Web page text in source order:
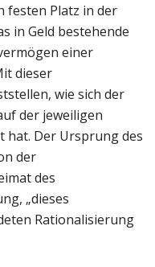
festen Platz in der
in Geld bestehende
einer
dieser
wie sich der
der jeweiligen
hat. Der Ursprung des
der
des
„dieses
Rationalisierung